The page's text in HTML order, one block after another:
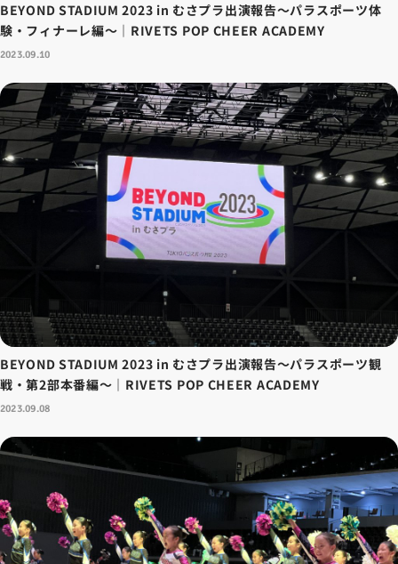
BEYOND STADIUM 2023 in むさプラ出演報告～パラスポーツ体
験・フィナーレ編～｜RIVETS POP CHEER ACADEMY
2023.09.10
BEYOND STADIUM 2023 in むさプラ出演報告～パラスポーツ観
戦・第2部本番編～｜RIVETS POP CHEER ACADEMY
2023.09.08